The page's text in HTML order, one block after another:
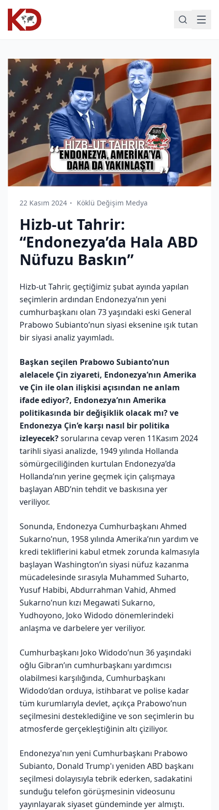
22 Kasım 2024 Köklü Değişim Medya
Hizb-ut Tahrir:
“Endonezya’da Hala ABD
Nüfuzu Baskın”
Hizb-ut Tahrir, geçtiğimiz şubat ayında yapılan
seçimlerin ardından Endonezya’nın yeni
cumhurbaşkanı olan 73 yaşındaki eski General
Prabowo Subianto’nun siyasi eksenine ışık tutan
bir siyasi analiz yayımladı.
Başkan seçilen Prabowo Subianto’nun
alelacele Çin ziyareti, Endonezya’nın Amerika
ve Çin ile olan ilişkisi açısından ne anlam
ifade ediyor?, Endonezya’nın Amerika
politikasında bir değişiklik olacak mı? ve
Endonezya Çin’e karşı nasıl bir politika
izleyecek?sorularına cevap veren 11Kasım 2024
tarihli siyasi analizde, 1949 yılında Hollanda
sömürgeciliğinden kurtulan Endonezya’da
Hollanda’nın yerine geçmek için çalışmaya
başlayan ABD’nin tehdit ve baskısına yer
veriliyor.
Sonunda, Endonezya Cumhurbaşkanı Ahmed
Sukarno’nun, 1958 yılında Amerika’nın yardım ve
kredi tekliflerini kabul etmek zorunda kalmasıyla
başlayan Washington’ın siyasi nüfuz kazanma
mücadelesinde sırasıyla Muhammed Suharto,
Yusuf Habibi, Abdurrahman Vahid, Ahmed
Sukarno’nun kızı Megawati Sukarno,
Yudhoyono, Joko Widodo dönemlerindeki
anlaşma ve darbelere yer veriliyor.
Cumhurbaşkanı Joko Widodo’nun 36 yaşındaki
oğlu Gibran’ın cumhurbaşkanı yardımcısı
olabilmesi karşılığında, Cumhurbaşkanı
Widodo’dan orduya, istihbarat ve polise kadar
tüm kurumlarıyla devlet, açıkça Prabowo’nun
seçilmesini desteklediğine ve son seçimlerin bu
atmosferde gerçekleştiğinin altı çiziliyor.
Endonezya'nın yeni Cumhurbaşkanı Prabowo
Subianto, Donald Trump'ı yeniden ABD başkanı
seçilmesi dolayısıyla tebrik ederken, sadakatini
sunduğu telefon görüşmesinin videosunu
yayınlayarak siyaset gündeminde yer almıştı.